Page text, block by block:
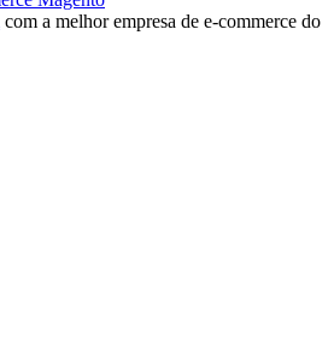
com a melhor empresa de e-commerce do